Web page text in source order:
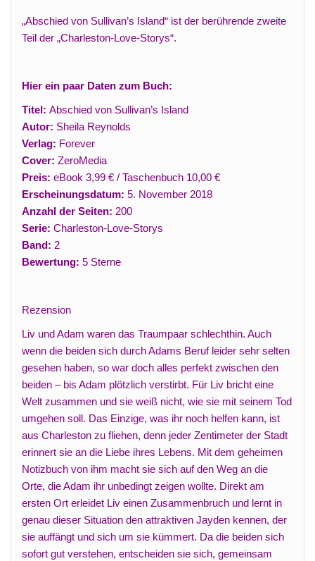
„Abschied von Sullivan’s Island“ ist der berührende zweite
Teil der „Charleston-Love-Storys“.
Hier ein paar Daten zum Buch:
Titel: Abschied von Sullivan’s Island
Autor: Sheila Reynolds
Verlag: Forever
Cover: ZeroMedia
Preis: eBook 3,99 € / Taschenbuch 10,00 €
Erscheinungsdatum: 5. November 2018
Anzahl der Seiten: 200
Serie: Charleston-Love-Storys
Band: 2
Bewertung: 5 Sterne
Rezension
Liv und Adam waren das Traumpaar schlechthin. Auch
wenn die beiden sich durch Adams Beruf leider sehr selten
gesehen haben, so war doch alles perfekt zwischen den
beiden – bis Adam plötzlich verstirbt. Für Liv bricht eine
Welt zusammen und sie weiß nicht, wie sie mit seinem Tod
umgehen soll. Das Einzige, was ihr noch helfen kann, ist
aus Charleston zu fliehen, denn jeder Zentimeter der Stadt
erinnert sie an die Liebe ihres Lebens. Mit dem geheimen
Notizbuch von ihm macht sie sich auf den Weg an die
Orte, die Adam ihr unbedingt zeigen wollte. Direkt am
ersten Ort erleidet Liv einen Zusammenbruch und lernt in
genau dieser Situation den attraktiven Jayden kennen, der
sie auffängt und sich um sie kümmert. Da die beiden sich
sofort gut verstehen, entscheiden sie sich, gemeinsam